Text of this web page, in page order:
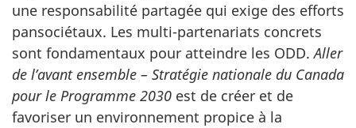
une responsabilité partagée qui exige des efforts
pansociétaux. Les multi-partenariats concrets
sont fondamentaux pour atteindre les ODD.Aller
de l’avant ensemble – Stratégie nationale du Canada
pour le Programme 2030 est de créer et de
favoriser un environnement propice à la